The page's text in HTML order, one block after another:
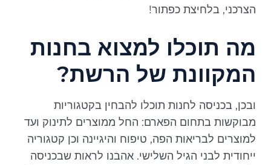
הצרכני, בלחיצת כפתור!
מה תוכלו למצוא בחנות
המקוונת של הרשת?
ובכן, בכניסה לחנות תוכלו להבחין בקטגוריות
מבוקשות בתחום הפארם: החל ממוצרים לתינוק ועד
למוצרים לבריאות הפה, טיפוח והיגיינה וכן קטגוריה
ייחודית לבני הגיל השלישי. אהבנו לראות שבכניסה